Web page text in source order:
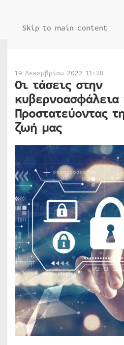
Skip to main content
19 Δεκεμβρίου 2022 11:38
Οι τάσεις στην
Προστατεύοντας
ζωή μας